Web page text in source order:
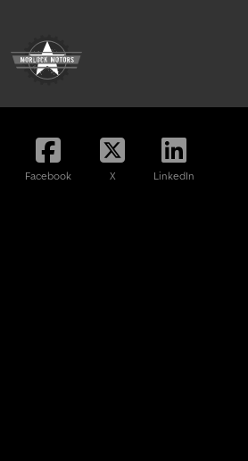
Facebook X LinkedIn